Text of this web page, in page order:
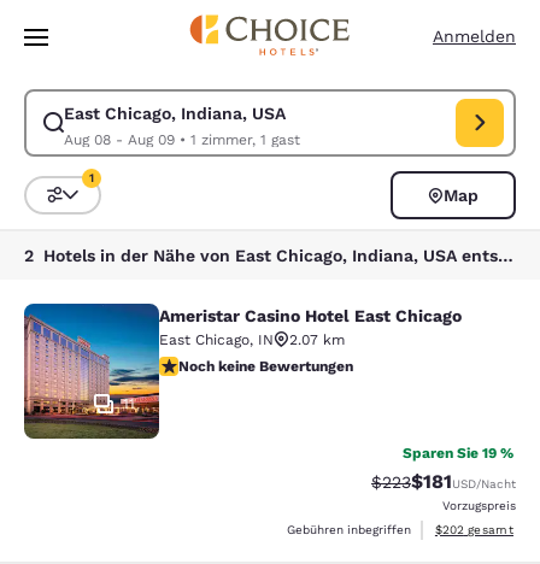
Weiter Zu Hauptinhalt
Anmelden
East Chicago, Indiana, USA
Aug 08 - Aug 09• 1 zimmer, 1 gast
Suche für East Chicago, Indiana, USA ändern. Check-in-Datum Aug
Sortieren und Filtern,
1
Map
2 Hotels in der Nähe von East Chicago, Indiana, USA entsprechen Ihren Filtern
Ameristar Casino Hotel East
11
Ameristar Casino Hotel East Chicago
East Chicago, IN
2.07 km
Noch keine Bewertungen
Noch keine Bewertungen
Sparen Sie 19 %
Durchgestrichener
$223Vergünstigter
$181USD/Nacht
Vorzugspreis
Gebühren inbegriffen
Geschätzte
$202 gesamt